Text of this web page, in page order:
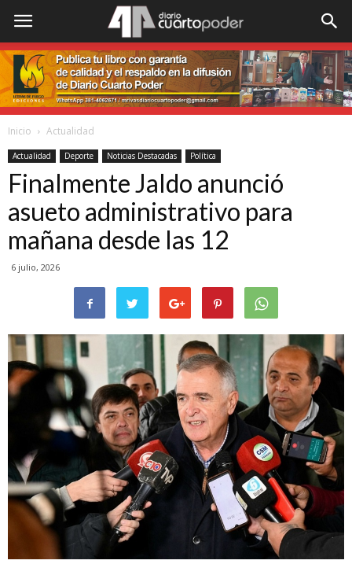
Inicio Actualidad
Actualidad Deporte Noticias Destacadas Política
Finalmente Jaldo anunció
asueto administrativo para
mañana desde las 12
6 julio, 2026